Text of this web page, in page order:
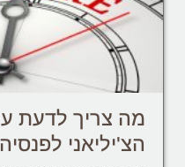
מה צריך לדעת
הצ'יליאני